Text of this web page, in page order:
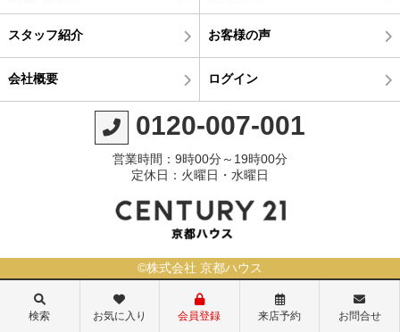
スタッフ紹介 お客様の声
会社概要 ログイン
0120-007-001
営業時間：9時00分～19時00分
定休日：火曜日・水曜日
©株式会社 京都ハウス
検索 お気に入り 会員登録 来店予約 お問合せ